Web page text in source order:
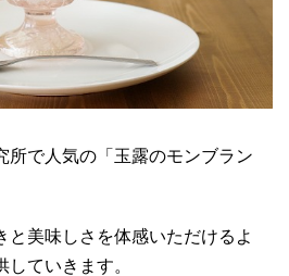
所で人気の「玉露のモンブラン
と美味しさを体感いただけるよ
ていきます。